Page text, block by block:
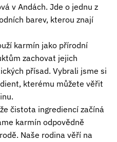
v Andách. Jde o jednu z
barev, kterou znají
karmín jako přírodní
zachovat jejich
přísad. Vybrali jsme si
kterému můžete věřit
čistota ingrediencí začíná
karmín odpovědně
Naše rodina věří na